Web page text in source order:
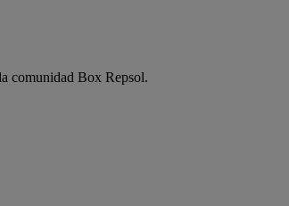
comunidad Box Repsol.